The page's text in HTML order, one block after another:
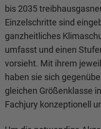
bis 2035
Einzelschritte sind
ganzheitliches
umfasst und einen
vorsieht. Mit ihrem
haben sie sich
gleichen Größenklasse
Fachjury konzeptionell